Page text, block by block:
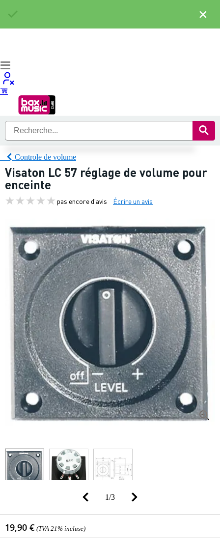
Controle de volume
Visaton LC 57 réglage de volume pour
enceinte
pas encore d'avis Écrire un avis
1/3
19,90 € (TVA 21% incluse)
×